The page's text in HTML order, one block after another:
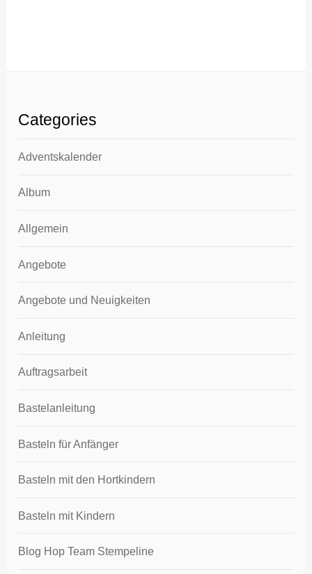
Categories
Adventskalender
Album
Allgemein
Angebote
Angebote und Neuigkeiten
Anleitung
Auftragsarbeit
Bastelanleitung
Basteln für Anfänger
Basteln mit den Hortkindern
Basteln mit Kindern
Blog Hop Team Stempeline